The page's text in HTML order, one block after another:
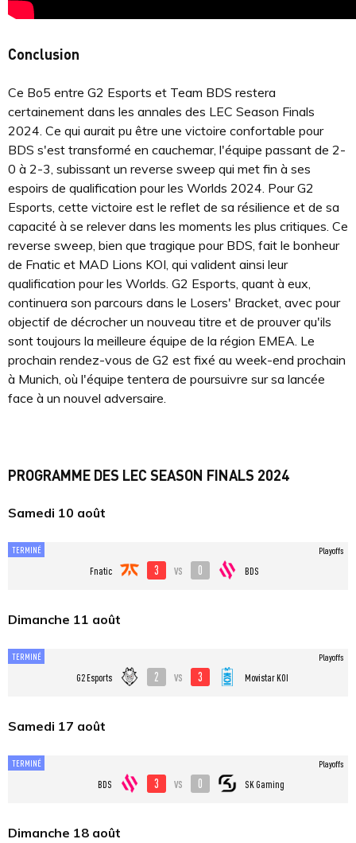
Conclusion
Ce Bo5 entre G2 Esports et Team BDS restera
certainement dans les annales des LEC Season Finals
2024. Ce qui aurait pu être une victoire confortable pour
BDS s'est transformé en cauchemar, l'équipe passant de 2-
0 à 2-3, subissant un reverse sweep qui met fin à ses
espoirs de qualification pour les Worlds 2024. Pour G2
Esports, cette victoire est le reflet de sa résilience et de sa
capacité à se relever dans les moments les plus critiques. Ce
reverse sweep, bien que tragique pour BDS, fait le bonheur
de Fnatic et MAD Lions KOI, qui valident ainsi leur
qualification pour les Worlds. G2 Esports, quant à eux,
continuera son parcours dans le Losers' Bracket, avec pour
objectif de décrocher un nouveau titre et de prouver qu'ils
sont toujours la meilleure équipe de la région EMEA. Le
prochain rendez-vous de G2 est fixé au week-end prochain
à Munich, où l'équipe tentera de poursuivre sur sa lancée
face à un nouvel adversaire.
PROGRAMME DES LEC SEASON FINALS 2024
Samedi 10 août
TERMINÉ
Fnatic 3 vs 0 BDS
Playoffs
Dimanche 11 août
TERMINÉ
G2 Esports 2 vs 3 Movistar KOI
Playoffs
Samedi 17 août
TERMINÉ
BDS 3 vs 0 SK Gaming
Playoffs
Dimanche 18 août